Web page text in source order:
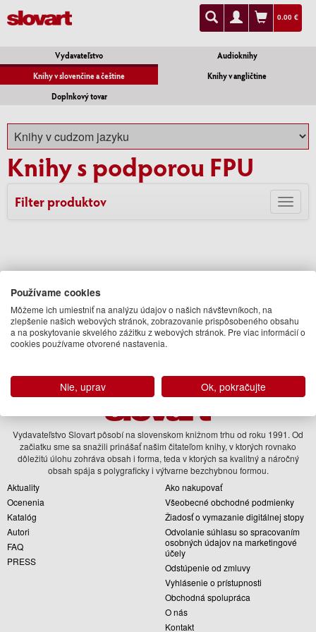
0.00 €
Vydavateľstvo
Audioknihy
Knihy v slovenčine a češtine
Knihy v angličtine
Doplnkový tovar
Knihy s podporou FPU
Filter produktov
a my Vám budeme zasielať informácie o novinkách a akciách
Email
Vydavateľstvo Slovart pôsobí na slovenskom knižnom trhu od roku 1991. Od
začiatku sme sa snažili prinášať našim čitateľom knihy, v ktorých rovnako
dôležitú úlohu zohráva obsah i forma, teda v ktorých sa kvalitný a náročný
obsah spája s polygraficky i výtvarne bezchybnou formou.
Aktuality
Ocenenia
Katalóg
Autori
FAQ
PRESS
Ako nakupovať
Všeobecné obchodné podmienky
Žiadosť o vymazanie digitálnej stopy
Odvolanie súhlasu so spracovaním
osobných údajov na marketingové
účely
Odstúpenie od zmluvy
Vyhlásenie o prístupnosti
Obchodná spolupráca
O nás
Kontakt
Používame cookies
Môžeme ich umiestniť na analýzu údajov o našich návštevníkoch, na
zlepšenie našich webových stránok, zobrazovanie prispôsobeného obsahu
a na poskytovanie skvelého zážitku z webových stránok. Pre viac informácií o
cookies používame otvorené nastavenia.
Nie, uprav Ok, pokračujte